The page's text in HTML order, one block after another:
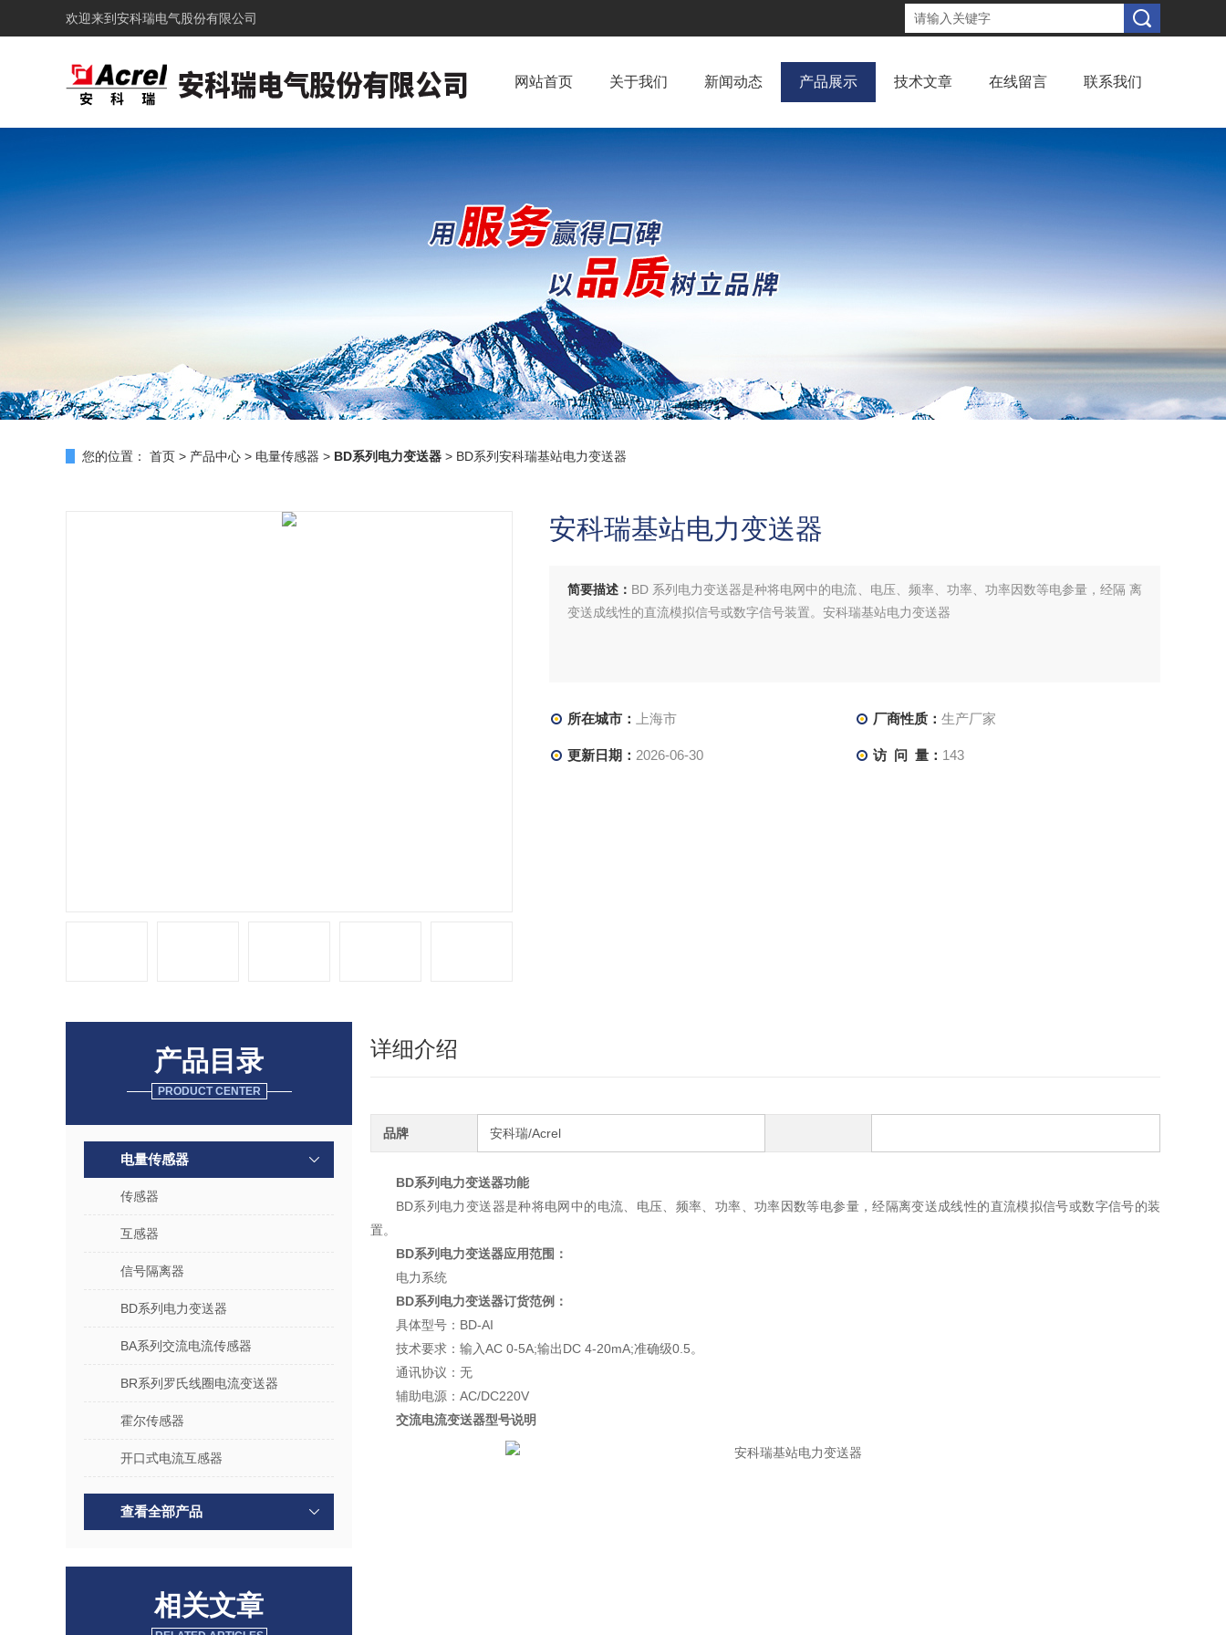
欢迎来到 安科瑞电气股份有限公司
网站首页 关于我们 新闻动态 产品展示 技术文章 在线留言 联系我们
您的位置： 首页 > 产品中心 > 电量传感器 > BD系列电力变送器 > BD系列安科瑞基站电力变送器
安科瑞基站电力变送器
简要描述： BD 系列电力变送器是种将电网中的电流、电压、频率、功率、功率因数等电参量，经隔 离
变送成线性的直流模拟信号或数字信号装置。安科瑞基站电力变送器
所在城市： 上海市 厂商性质： 生产厂家
更新日期： 2026-06-30 访 问 量： 143
产品目录
PRODUCT CENTER
电量传感器
传感器
互感器
信号隔离器
BD系列电力变送器
BA系列交流电流传感器
BR系列罗氏线圈电流变送器
霍尔传感器
开口式电流互感器
查看全部产品
相关文章
详细介绍
品牌 安科瑞/Acrel
BD系列电力变送器功能
BD系列电力变送器是种将电网中的电流、电压、频率、功率、功率因数等电参量，经隔离变送成线性的直流模拟信号或数字信号的装
置。
BD系列电力变送器应用范围：
电力系统
BD系列电力变送器订货范例：
具体型号：BD-AI
技术要求：输入AC 0-5A;输出DC 4-20mA;准确级0.5。
通讯协议：无
辅助电源：AC/DC220V
交流电流变送器型号说明